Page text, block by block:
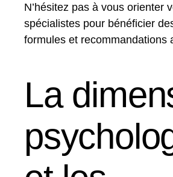
N’hésitez pas à vous orienter
spécialistes pour bénéficier
formules et recommandations
La